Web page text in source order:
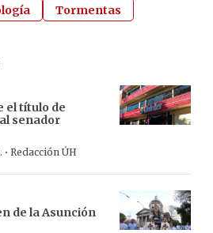
Tormentas
el título de
senador
· Redacción ÚH
de la Asunción